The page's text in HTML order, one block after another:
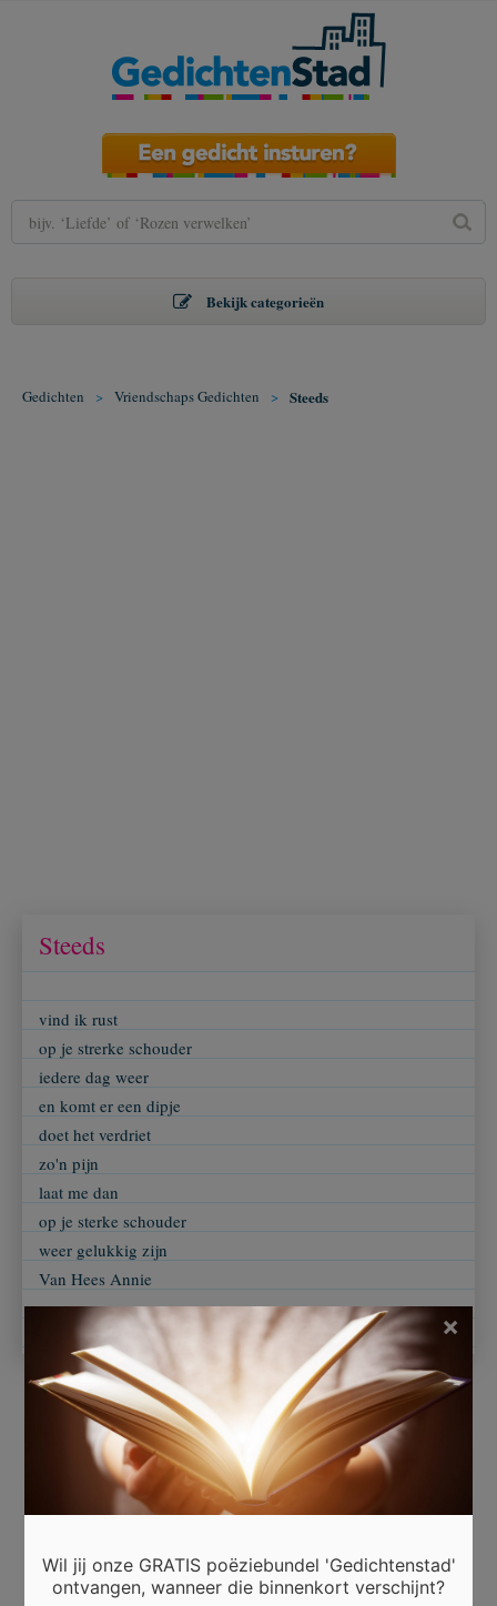
Bekijk categorieën
Gedichten > Vriendschaps Gedichten > Steeds
Steeds
vind ik rust
op je strerke schouder
iedere dag weer
en komt er een dipje
doet het verdriet
zo'n pijn
laat me dan
op je sterke schouder
weer gelukkig zijn
Van Hees Annie
Ingezonden door
Van Hees Annie belgie
Beoordeel dit gedicht
Er is 24 keer gestemd.
Wil jij onze GRATIS poëziebundel 'Gedichtenstad'
ontvangen, wanneer die binnenkort verschijnt?
×